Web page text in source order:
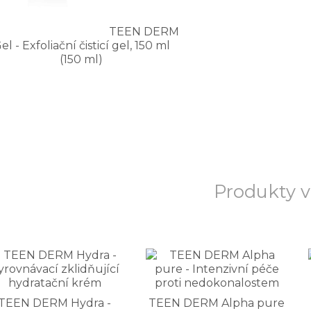
TEEN DERM
- Exfoliační čisticí gel, 150 ml
(150 ml)
Produkty
DERM Hydra -
TEEN DERM Alpha pure